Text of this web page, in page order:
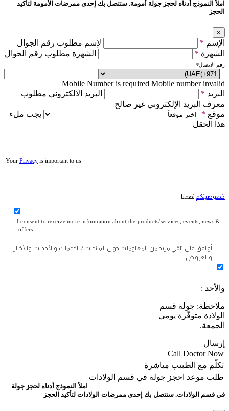
املأ النموذج أدناه لحجز جولة أمومة. ستتصل بك إحدى ممرضات الأمومة لتأكيد
الحجز
×
الإسم *
لإسم مطلوب رقم الجوال
الشهرة * الشهرة مطلوب رقم الجوال
رقم الاتصال*
Mobile Number is required Mobile number invalid
البريد *
البريد الالكتروني مطلوب
معرف البريد الإلكتروني غير صالح
موقع *
يجب ملء
هذا الحقل
Your Privacy is important to us.
خصوصيتكم تهمنا
I consent to receive more information about the products/services, events, news &
offers.
أوافق على تلقي مزيد من المعلومات حول المنتجات / الخدمات والأحداث والأخبار
والعروض.
والأحد :
ملاحظة: جولة قسم
الولادة متوفّرة يومي
الجمعة.
إرسال
Call Doctor Now
تكلّم مع الطبيب مباشرة
طلب موعد احجز جولة في قسم الولادات
املأ النموذج أدناه لحجز جولة
في قسم الولادات. ستتصل بك إحدى ممرضات الولادات لتأكيد الحجز